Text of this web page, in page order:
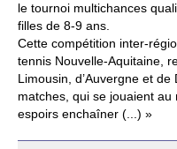
le tournoi multichances
filles de 8-9 ans.
Cette compétition inter-
tennis Nouvelle-Aquitaine,
Limousin, d’Auvergne et
matches, qui se jouaient
espoirs enchaîner (...) »